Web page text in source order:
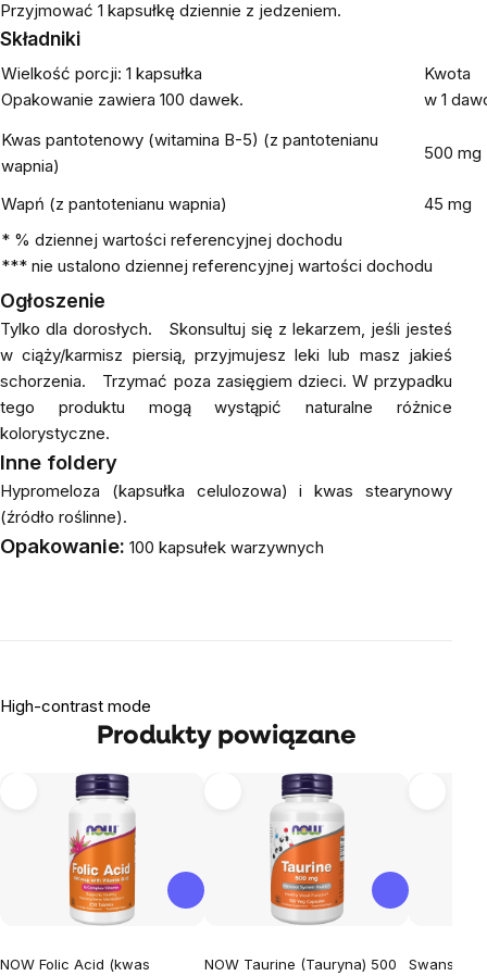
Przyjmować 1 kapsułkę dziennie z jedzeniem.
Składniki
Wielkość porcji: 1 kapsułka
Opakowanie zawiera 100 dawek.
Kwota
w 1
Kwas pantotenowy (witamina B-5) (z pantotenianu
wapnia)
500 mg
Wapń (z pantotenianu wapnia)
45 mg
* % dziennej wartości referencyjnej dochodu
*** nie ustalono dziennej referencyjnej wartości dochodu
Ogłoszenie
Tylko dla dorosłych.
Skonsultuj się z lekarzem, jeśli jesteś
w ciąży/karmisz piersią, przyjmujesz leki lub masz jakieś
schorzenia.
Trzymać poza zasięgiem dzieci. W przypadku
tego produktu mogą wystąpić naturalne różnice
kolorystyczne.
Inne foldery
Hypromeloza (kapsułka celulozowa) i kwas stearynowy
(źródło roślinne).
Opakowanie: 100 kapsułek warzywnych
High-contrast mode
Produkty powiązane
NOW Folic Acid (kwas
NOW Taurine (Tauryna) 500
Swanson